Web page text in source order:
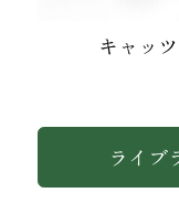
キャッツ
ライブ